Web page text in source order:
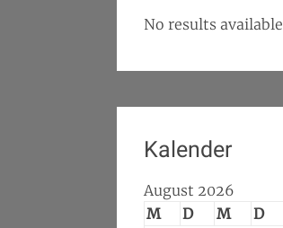
No results available
Kalender
August 2026
M
D M D